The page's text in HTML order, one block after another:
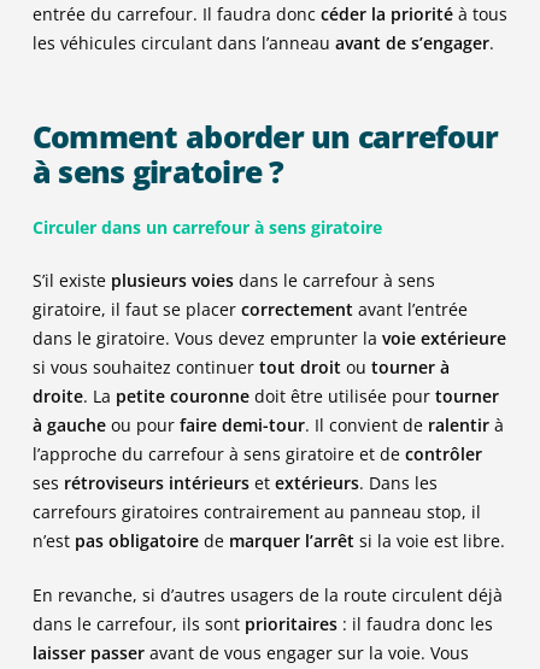
entrée du carrefour. Il faudra donc céder la prioritéà tous
les véhicules circulant dans l’anneau avant de s’engager.
Comment aborder un carrefour
à sens giratoire ?
Circuler dans un carrefour à sens giratoire
S’il existe plusieurs voiesdans le carrefour à sens
giratoire, il faut se placer correctement avant l’entrée
dans le giratoire. Vous devez emprunter la voie extérieure
si vous souhaitez continuer tout droit ou tourner à
droite. La petite couronnedoit être utilisée pour tourner
à gaucheou pour faire demi-tour. Il convient de ralentirà
l’approche du carrefour à sens giratoire et de contrôler
ses rétroviseurs intérieurset extérieurs. Dans les
carrefours giratoires contrairement au panneau stop, il
n’est pas obligatoirede marquer l’arrêt si la voie est libre.
En revanche, si d’autres usagers de la route circulent déjà
dans le carrefour, ils sont prioritaires: il faudra donc les
laisser passeravant de vous engager sur la voie. Vous